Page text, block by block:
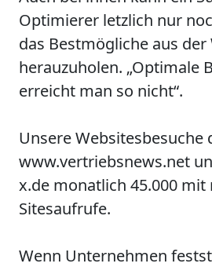
Optimierer letzlich nur
das Bestmögliche aus der
herauzuholen. „Optimale
erreicht man so nicht“.
Unsere Websitesbesuche
www.vertriebsnews.net
x.de monatlich 45.000 mit
Sitesaufrufe.
Wenn Unternehmen